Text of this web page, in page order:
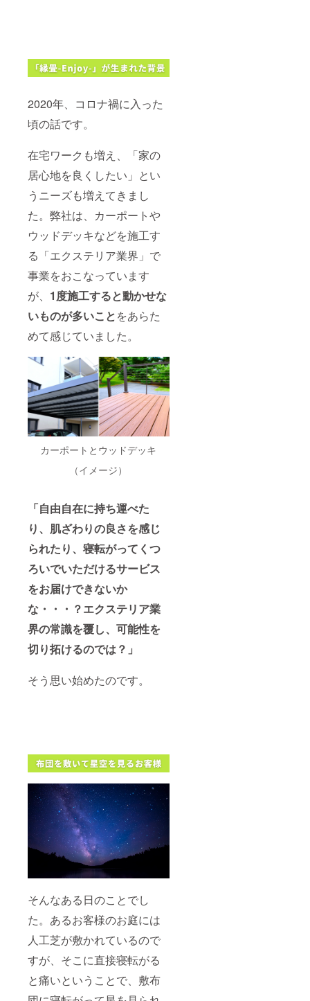
2020年、コロナ禍に入った
頃の話です。
在宅ワークも増え、「家の
居心地を良くしたい」とい
うニーズも増えてきまし
た。弊社は、カーポートや
ウッドデッキなどを施工す
る「エクステリア業界」で
事業をおこなっています
が、 1度施工すると動かせな
いものが多いことをあらた
めて感じていました。
カーポートとウッドデッキ
（イメージ）
「自由自在に持ち運べた
り、肌ざわりの良さを感じ
られたり、寝転がってくつ
ろいでいただけるサービス
をお届けできないか
な・・・？エクステリア業
界の常識を覆し、可能性を
切り拓けるのでは？」
そう思い始めたのです。
そんなある日のことでし
た。あるお客様のお庭には
人工芝が敷かれているので
すが、そこに直接寝転がる
と痛いということで、敷布